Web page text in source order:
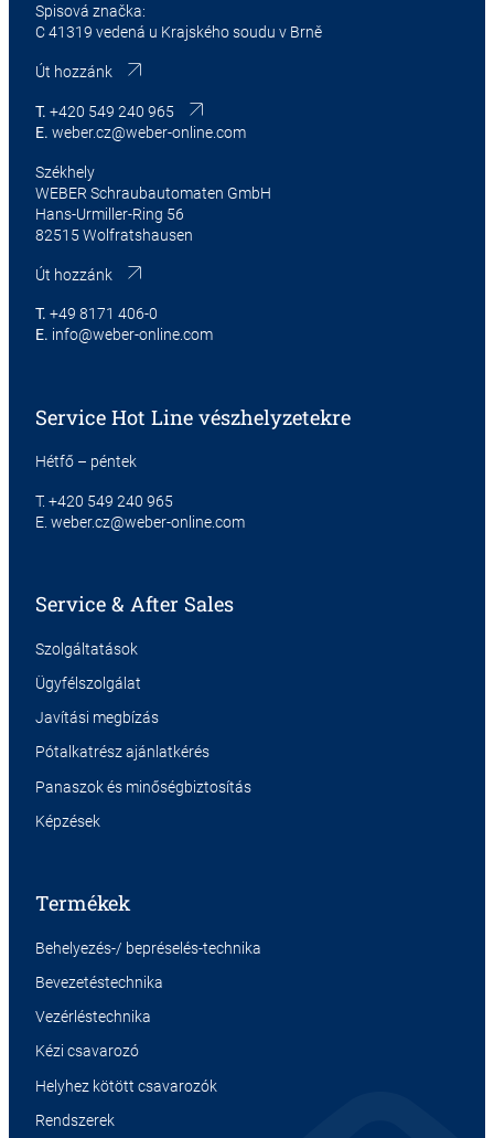
Spisová značka:
C 41319 vedená u Krajského soudu v Brně
Út hozzánk
T. +420 549 240 965
E. weber.cz@weber-online.com
Székhely
WEBER Schraubautomaten GmbH
Hans-Urmiller-Ring 56
82515 Wolfratshausen
Út hozzánk
T. +49 8171 406-0
E. info@weber-online.com
Service Hot Line vészhelyzetekre
Hétfő – péntek
T. +420 549 240 965
E. weber.cz@weber-online.com
Service & After Sales
Szolgáltatások
Ügyfélszolgálat
Javítási megbízás
Pótalkatrész ajánlatkérés
Panaszok és minőségbiztosítás
Képzések
Termékek
Behelyezés-/ bepréselés-technika
Bevezetéstechnika
Vezérléstechnika
Kézi csavarozó
Helyhez kötött csavarozók
Rendszerek